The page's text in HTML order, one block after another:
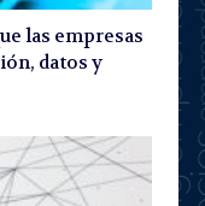
las empresas
datos y